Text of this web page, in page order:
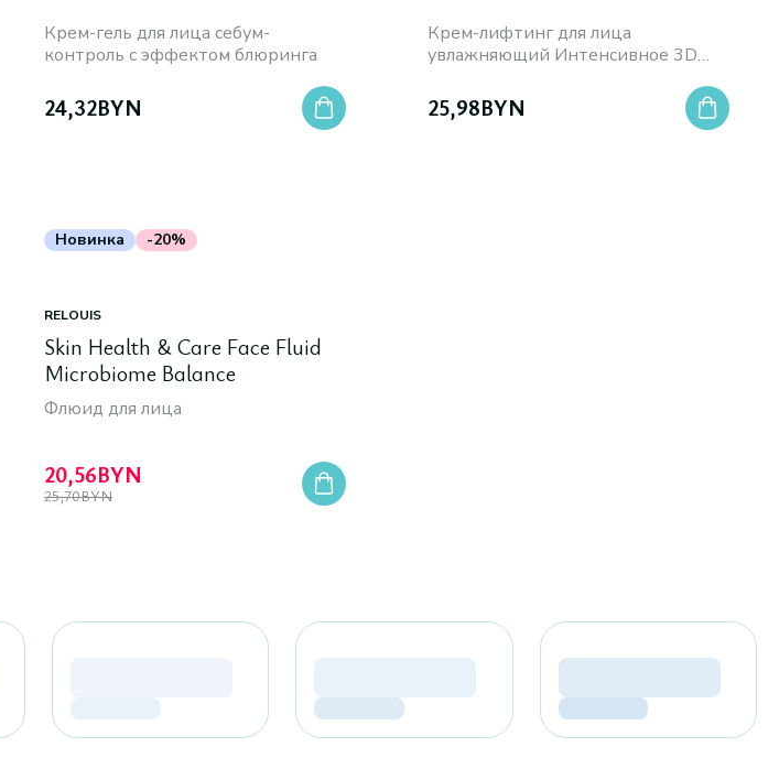
Крем-гель для лица себум-
контроль с эффектом блюринга
24,32BYN
Крем-лифтинг для лица
увлажняющий Интенсивное 3D
25,98BYN
Новинка -20%
RELOUIS
Skin Health & Care Face Fluid
Microbiome Balance
Флюид для лица
20,56BYN
25,70BYN